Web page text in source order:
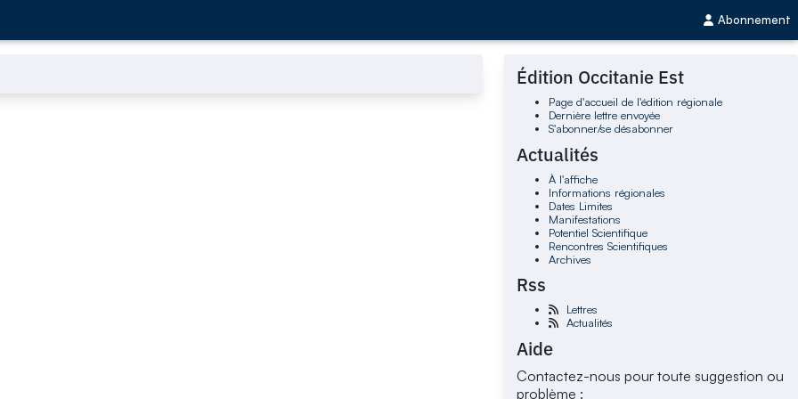
Abonnement
Édition Occitanie Est
Page d'accueil de l'édition régionale
Dernière lettre envoyée
S'abonner/se désabonner
Actualités
À l'affiche
Informations régionales
Dates Limites
Manifestations
Potentiel Scientifique
Rencontres Scientifiques
Archives
Rss
Lettres
Actualités
Aide
Contactez-nous pour toute suggestion ou
problème :